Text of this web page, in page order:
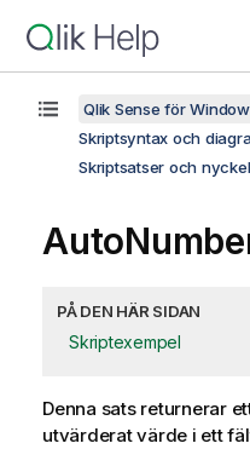
Qlik Sense för
Skriptsyntax och
Skriptsatser och
PÅ DEN HÄR SIDAN
Skriptexempel
Denna sats returnerar
utvärderat värde i ett